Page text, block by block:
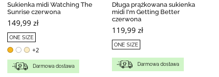
Sukienka midi Watching The
Sunrise czerwona
149,99 zł
ONE SIZE
+2
Darmowa dostawa
Długa prążkowana sukienka
midi I'm Getting Better
czerwona
119,99 zł
ONE SIZE
Darmowa dostawa